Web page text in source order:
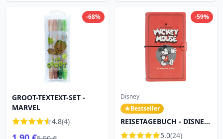
-68%
GROOT-TEXTEXT-SET -
MARVEL
4.8(4)
-59%
Disney
Bestseller
REISETAGEBUCH - DISNEY
MICKEY CLASSIC
5.0(24)